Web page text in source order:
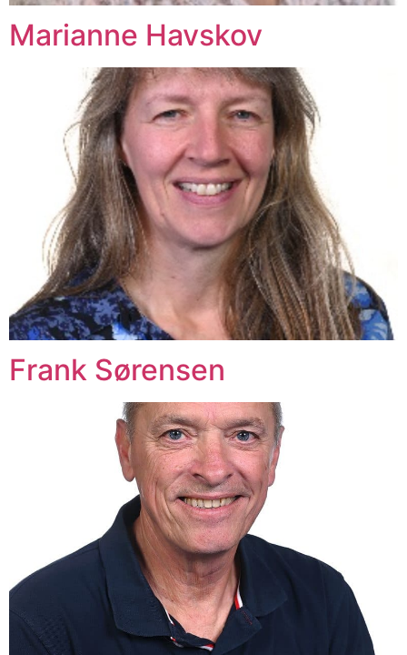
Marianne Havskov
Frank Sørensen